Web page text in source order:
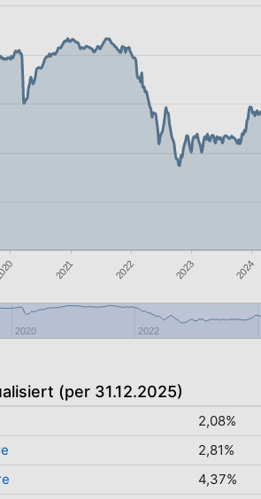
2021 2022 2023 2024
2020 2022
(per 31.12.2025)
2,08%
2,81%
4,37%